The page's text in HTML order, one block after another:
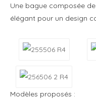
Une bague composée
élégant pour un design
Modèles proposés :